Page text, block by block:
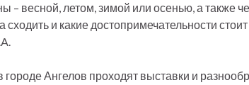
– весной, летом, зимой или осенью, а также
сходить и какие достопримечательности
городе Ангелов проходят выставки и